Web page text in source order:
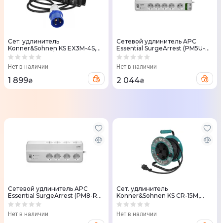
Сет. удлинитель
Konner&Sohnen KS EX3M-4S,
5000Вт, 4х16А/250В, 3х2.5мм,
Нет в наличии
1 899₴
Сетевой удлинитель APC
Essential SurgeArrest (PM5U-
RS) 5 розеток + 2 USB (5V, 2.4A)
Нет в наличии
2 044₴
Сетевой удлинитель APC
Essential SurgeArrest (PM8-RS)
Нет в наличии
Сет. удлинитель
Konner&Sohnen KS CR-15M,
3000Вт, 4х16А/230В, 3х1.5мм,
Нет в наличии